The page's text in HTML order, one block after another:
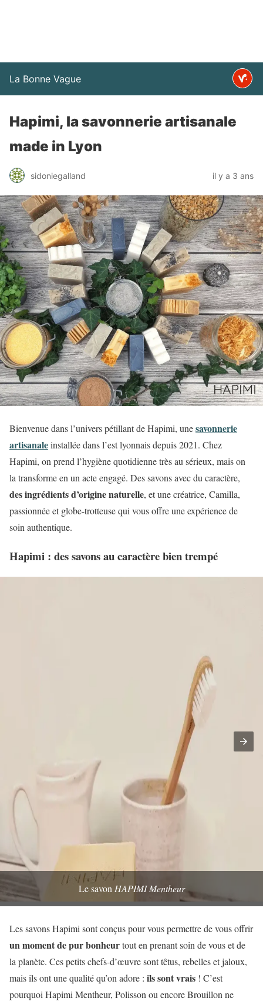
La Bonne Vague
Hapimi, la savonnerie artisanale
made in Lyon
sidoniegalland il y a 3 ans
Bienvenue dans l’univers pétillant de Hapimi, unesavonnerie
artisanaleinstallée dans l’est lyonnais depuis 2021. Chez
Hapimi, on prend l’hygiène quotidienne très au sérieux, mais on
la transforme en un acte engagé. Des savons avec du caractère,
des ingrédients d’origine naturelle, et une créatrice, Camilla,
passionnée et globe-trotteuse qui vous offre une expérience de
soin authentique.
Hapimi : des savons au caractère bien trempé
Le savon HAPIMI Mentheur
Les savons Hapimi sont conçus pour vous permettre de vous offrir
un moment de pur bonheurtout en prenant soin de vous et de
la planète. Ces petits chefs-d’œuvre sont têtus, rebelles et jaloux,
mais ils ont une qualité qu’on adore : ils sont vrais ! C’est
pourquoi Hapimi Mentheur, Polisson ou encore Brouillon ne